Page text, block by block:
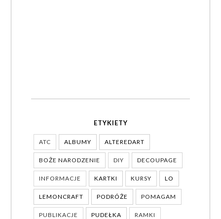
ETYKIETY
ATC ALBUMY ALTEREDART
BOŻE NARODZENIE DIY DECOUPAGE
INFORMACJE KARTKI KURSY LO
LEMONCRAFT PODRÓŻE POMAGAM
PUBLIKACJE PUDEŁKA RAMKI